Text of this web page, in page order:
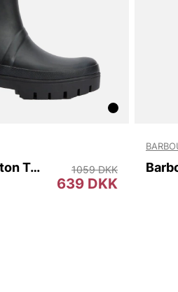
Barbour Leighton Tall Welly
639 DKK
1059 DKK